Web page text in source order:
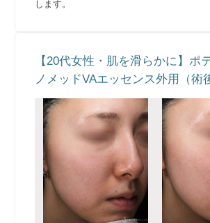
します。
【20代女性・肌を滑らかに】ポ
ノメッドVAエッセンス外用（術